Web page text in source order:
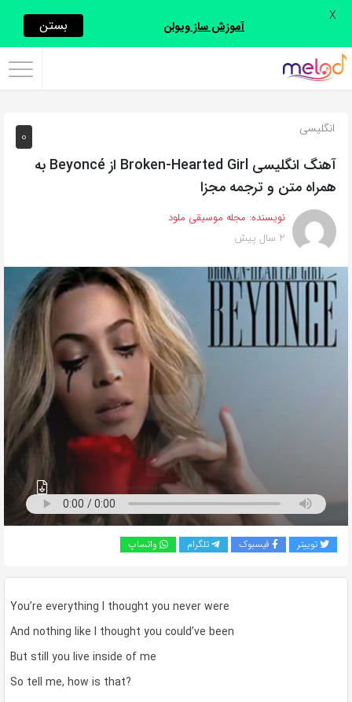
اشتراک
با
روش‌های
زیر
این
صفحه
را
با
دوستان
خود
0 انگلیسی
آهنگ انگلیسی Broken‐Hearted Girl از Beyoncé به
همراه متن و ترجمه مجزا
نویسنده: مجله موسیقی ملود
2 سال پیش
توییتر فیسبوک تلگرام واتساپ
You’re everything I thought you never were
And nothing like I thought you could’ve been
But still you live inside of me
So tell me, how is that?
آموزش ساز ویولن بستن X